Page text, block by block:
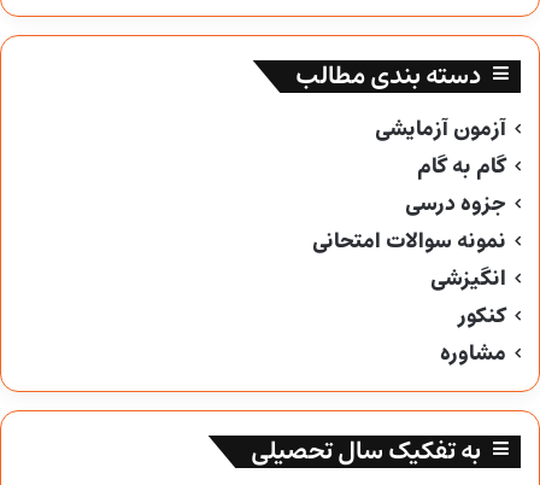
دسته بندی مطالب
آزمون آزمایشی
گام به گام
جزوه درسی
نمونه سوالات امتحانی
انگیزشی
کنکور
مشاوره
به تفکیک سال تحصیلی